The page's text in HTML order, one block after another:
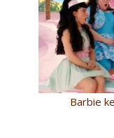
Barbie